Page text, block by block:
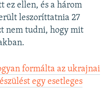
ez ellen, és a három
leszoríttatnia 27
nem tudni, hogy mit
formálta az ukrajnai
egy esetleges